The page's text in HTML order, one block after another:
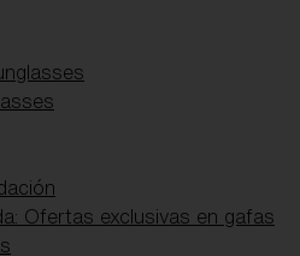
Ofertas exclusivas en gafas